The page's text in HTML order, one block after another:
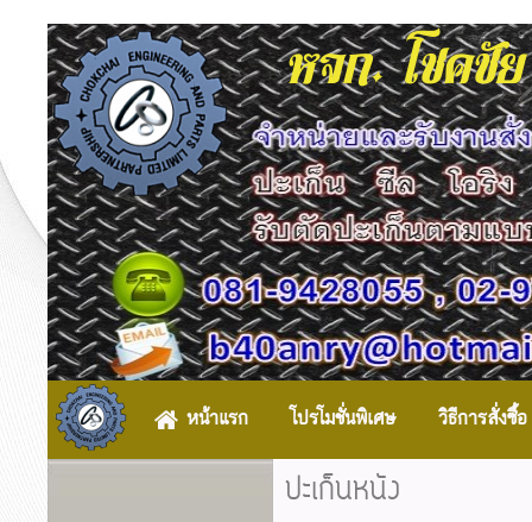
หจก. โชคชั
หน้าแรก โปรโมชั่นพิเศษ วิธีการสั่งซื้อ
ปะเก็นหนัง